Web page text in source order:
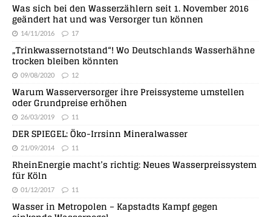
Was sich bei den Wasserzählern seit 1. November 2016
geändert hat und was Versorger tun können
14/11/2016 17
„Trinkwassernotstand“! Wo Deutschlands Wasserhähne
trocken bleiben könnten
09/08/2020 12
Warum Wasserversorger ihre Preissysteme umstellen
oder Grundpreise erhöhen
26/03/2019 11
DER SPIEGEL: Öko-Irrsinn Mineralwasser
21/09/2014 11
RheinEnergie macht’s richtig: Neues Wasserpreissystem
für Köln
01/12/2017 11
Wasser in Metropolen – Kapstadts Kampf gegen